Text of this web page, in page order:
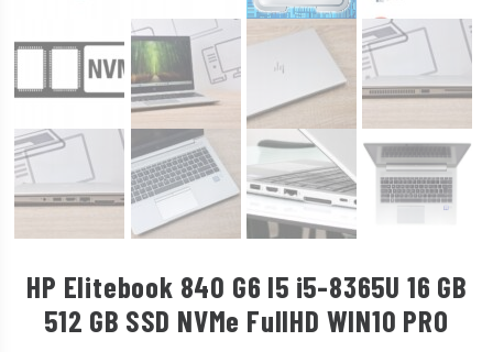
HP Elitebook 840 G6 I5 i5-8365U 16 GB
512 GB SSD NVMe FullHD WIN10 PRO